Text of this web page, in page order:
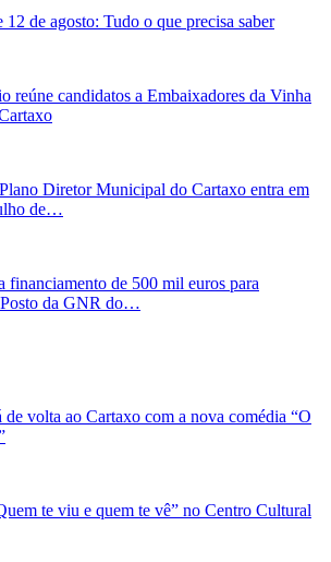
12 de agosto: Tudo o que precisa saber
reúne candidatos a Embaixadores da Vinha
Diretor Municipal do Cartaxo entra em
de…
financiamento de 500 mil euros para
da GNR do…
de volta ao Cartaxo com a nova comédia “O
te viu e quem te vê” no Centro Cultural